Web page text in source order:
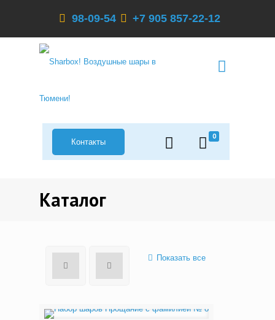
98-09-54 +7 905 857-22-12
0
Контакты
Каталог
Показать все